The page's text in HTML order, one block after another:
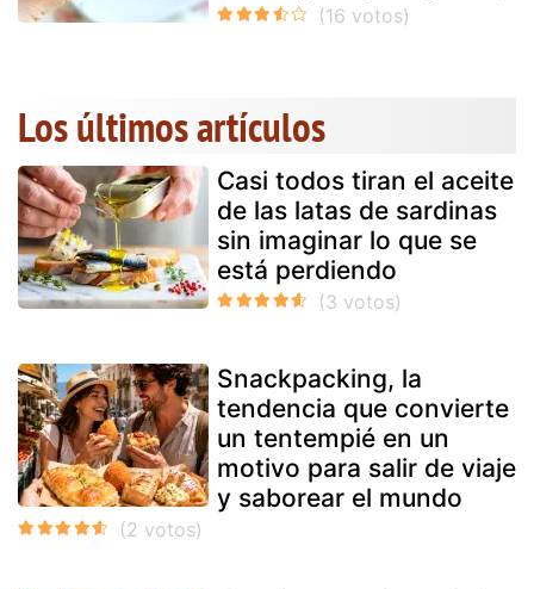
Los últimos artículos
Casi todos tiran el aceite
de las latas de sardinas
sin imaginar lo que se
está perdiendo
Snackpacking, la
tendencia que convierte
un tentempié en un
motivo para salir de viaje
y saborear el mundo